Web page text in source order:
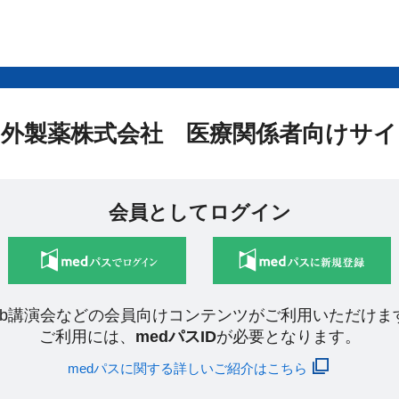
製薬株式会社 医療関係者向けサ
会員としてログイン
講演会などの会員向けコンテンツがご利用いただけま
ご利用には、 medパスIDが必要となります。
medパスに関する詳しいご紹介はこちら